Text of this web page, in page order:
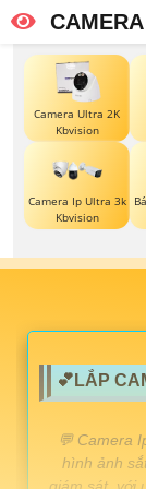
Camera Ultra 2K
Kbvision
Camera Ip Ultra 3k
Kbvision
💕LẮP
️💬 Camera
hình ảnh